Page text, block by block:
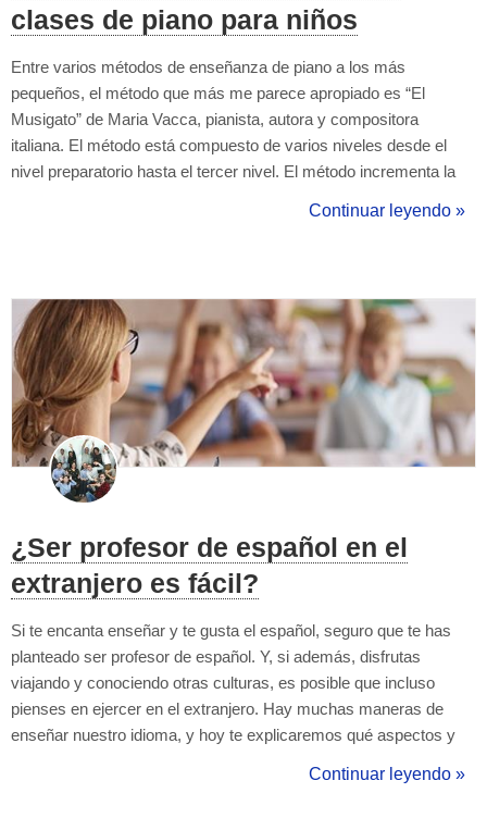
clases de piano para niños
Entre varios métodos de enseñanza de piano a los más
pequeños, el método que más me parece apropiado es “El
Musigato” de Maria Vacca, pianista, autora y compositora
italiana. El método está compuesto de varios niveles desde el
nivel preparatorio hasta el tercer nivel. El método incrementa la
niño aprende las notas, las figuras musicales, signos de
Continuar leyendo »
¿Ser profesor de español en el
extranjero es fácil?
Si te encanta enseñar y te gusta el español, seguro que te has
planteado ser profesor de español. Y, si además, disfrutas
viajando y conociendo otras culturas, es posible que incluso
pienses en ejercer en el extranjero. Hay muchas maneras de
enseñar nuestro idioma, y hoy te explicaremos qué aspectos y
cuáles son los mejores países para ejercer de maestro de ELE.
Continuar leyendo »